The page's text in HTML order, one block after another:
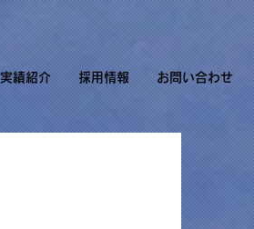
実績紹介 採用情報 お問い合わせ